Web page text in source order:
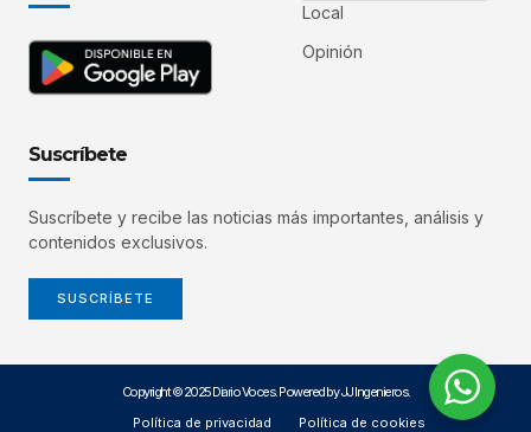
Local
Opinión
Suscríbete
Suscríbete y recibe las noticias más importantes, análisis y
contenidos exclusivos.
SUSCRÍBETE
Copyright © 2025 Diario Voces. Powered by JJ Ingenieros.
Política de privacidad
Política de cookies